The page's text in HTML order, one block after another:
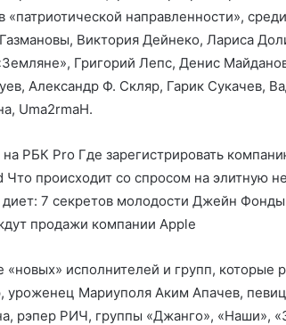
«патриотической направленности»,
Виктория Дейнеко, Лариса
Григорий Лепс, Денис
Александр Ф. Скляр, Гарик Сукачев,
Uma2rmaH.
на РБК Pro Где зарегистрировать
Что происходит со спросом на элитную
диет: 7 секретов молодости Джейн
продажи компании Apple
«новых» исполнителей и групп,
уроженец Мариуполя Аким Апачев,
рэпер РИЧ, группы «Джанго», «Наши»,